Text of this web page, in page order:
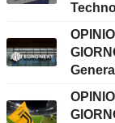
Inbev...
Aston